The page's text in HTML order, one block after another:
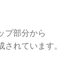
プ部分から
れています。